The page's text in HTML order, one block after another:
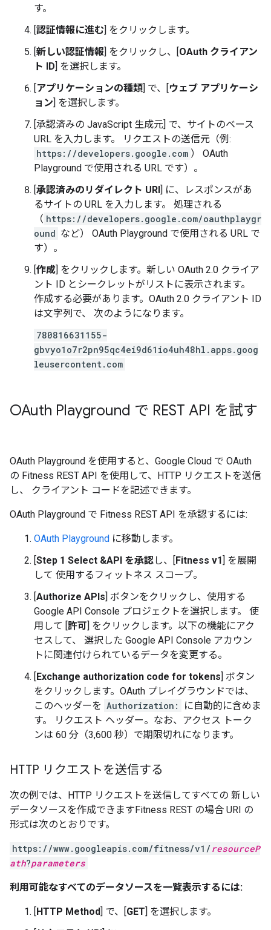
す。
[認証情報に進む] をクリックします。
[新しい認証情報] をクリックし、[OAuth クライアン
ト ID] を選択します。
[アプリケーションの種類] で、[ウェブ アプリケーシ
ョン] を選択します。
[承認済みの JavaScript 生成元] で、サイトのベース
URL を入力します。 リクエストの送信元（例:
https://developers.google.com ） OAuth
Playground で使用される URL です）。
[承認済みのリダイレクト URI] に、レスポンスがあ
るサイトの URL を入力します。 処理される
（ https://developers.google.com/oauthplaygr
ound など） OAuth Playground で使用される URL で
す）。
[作成] をクリックします。新しい OAuth 2.0 クライア
ント ID とシークレットがリストに表示されます。
作成する必要があります。OAuth 2.0 クライアント ID
は文字列で、 次のようになります。
780816631155-
gbvyo1o7r2pn95qc4ei9d61io4uh48hl.apps.goog
leusercontent.com
OAuth Playground で REST API を試す
OAuth Playground を使用すると、Google Cloud で OAuth
の Fitness REST API を使用して、HTTP リクエストを送信
し、 クライアント コードを記述できます。
OAuth Playground で Fitness REST API を承認するには:
OAuth Playground に移動します。
[Step 1 Select &API を承認し、[Fitness v1] を展開
して 使用するフィットネス スコープ。
[Authorize APIs] ボタンをクリックし、使用する
Google API Console プロジェクトを選択します。 使
用して [許可] をクリックします。以下の機能にアク
セスして、 選択した Google API Console アカウン
トに関連付けられているデータを変更する。
[Exchange authorization code for tokens] ボタン
をクリックします。OAuth プレイグラウンドでは、
このヘッダーを Authorization:
に自動的に含めま
す。 リクエスト ヘッダー。なお、アクセス トーク
ンは 60 分（3,600 秒）で期限切れになります。
HTTP リクエストを送信する
次の例では、HTTP リクエストを送信してすべての 新しい
データソースを作成できますFitness REST の場合 URI の
形式は次のとおりです。
https://www.googleapis.com/fitness/v1/ resourceP
ath?parameters
利用可能なすべてのデータソースを一覧表示するには:
[HTTP Method] で、[GET] を選択します。